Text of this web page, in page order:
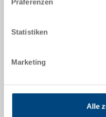
Statistiken
Marketing
Alle
Schachtelbehälter
oben 545x368 mm,
innen 397 mm,